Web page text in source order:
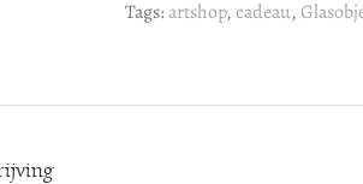
Tags:artshop,cadeau,